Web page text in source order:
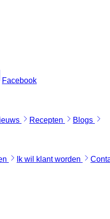
Facebook
Recepten Blogs
Ik wil klant worden